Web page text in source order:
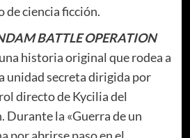
de ciencia ficción.
BATTLE OPERATION
historia original que rodea a
unidad secreta dirigida por
directo de Kycilia del
Durante la «Guerra de un